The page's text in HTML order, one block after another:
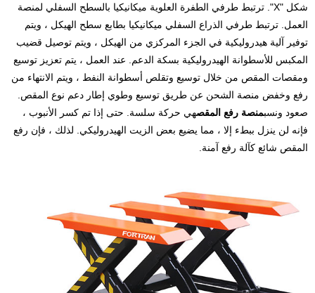
شكل "X". ترتبط طرفي الطفرة العلوية ميكانيكيا بالسطح السفلي لمنصة
العمل. ترتبط طرفي الذراع السفلي ميكانيكيا بطابع سطح الهيكل ، ويتم
توفير آلية هيدروليكية في الجزء المركزي من الهيكل ، ويتم توصيل قضيب
المكبس للأسطوانة الهيدروليكية بسكة الدعم. عند العمل ، يتم تعزيز توسيع
ومقصات المقص من خلال توسيع وتقلص أسطوانة النفط ، ويتم الانتهاء من
رفع وخفض منصة الشحن عن طريق توسيع وطوي إطار دعم نوع المقص.
صعود ونسبمنصة رفع المقصهي حركة سلسة. حتى إذا تم كسر الأنبوب ،
فإنه لن ينزل ببطء إلا ، مما يضيع بعض الزيت الهيدروليكي. لذلك ، فإن رفع
المقص شائع كآلة رفع آمنة.